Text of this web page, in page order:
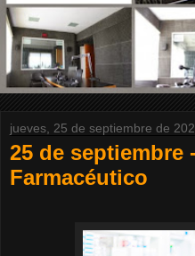
jueves, 25 de septiembre de
25 de septiembre
Farmacéutico